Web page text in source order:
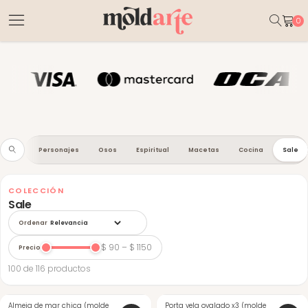
0
Personajes Osos Espiritual Macetas Cocina Sale
COLECCIÓN
Sale
Ordenar
Precio
$ 90 – $ 1150
100 de 116 productos
-11%
Almeja de mar chica (molde
-48%
Porta vela ovalado x3 (molde